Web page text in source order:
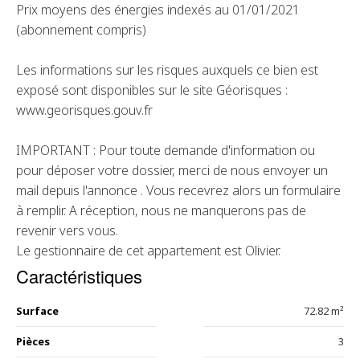
Prix moyens des énergies indexés au 01/01/2021
(abonnement compris)
Les informations sur les risques auxquels ce bien est
exposé sont disponibles sur le site Géorisques :
www.georisques.gouv.fr
IMPORTANT : Pour toute demande d'information ou
pour déposer votre dossier, merci de nous envoyer un
mail depuis l'annonce . Vous recevrez alors un formulaire
à remplir. A réception, nous ne manquerons pas de
revenir vers vous.
Le gestionnaire de cet appartement est Olivier.
Caractéristiques
Surface 72.82 m²
Pièces 3